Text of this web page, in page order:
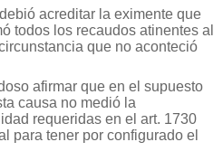
acreditar la eximente que
todos los recaudos atinentes al
que no aconteció
afirmar que en el supuesto
causa no medió la
requeridas en el art. 1730
para tener por configurado el